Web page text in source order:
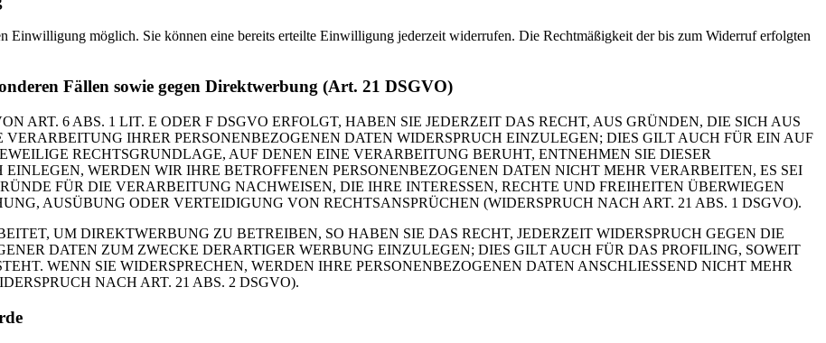
Einwilligung möglich. Sie können eine bereits erteilte Einwilligung jederzeit widerrufen. Die Rechtmäßigkeit der bis zum Widerruf erfolgten
Fällen sowie gegen Direktwerbung (Art. 21 DSGVO)
ART. 6 ABS. 1 LIT. E ODER F DSGVO ERFOLGT, HABEN SIE JEDERZEIT DAS RECHT, AUS GRÜNDEN, DIE SICH AUS
IHRER PERSONENBEZOGENEN DATEN WIDERSPRUCH EINZULEGEN; DIES GILT AUCH FÜR EIN AUF
RECHTSGRUNDLAGE, AUF DENEN EINE VERARBEITUNG BERUHT, ENTNEHMEN SIE DIESER
WERDEN WIR IHRE BETROFFENEN PERSONENBEZOGENEN DATEN NICHT MEHR VERARBEITEN, ES SEI
FÜR DIE VERARBEITUNG NACHWEISEN, DIE IHRE INTERESSEN, RECHTE UND FREIHEITEN ÜBERWIEGEN
AUSÜBUNG ODER VERTEIDIGUNG VON RECHTSANSPRÜCHEN (WIDERSPRUCH NACH ART. 21 ABS. 1 DSGVO).
UM DIREKTWERBUNG ZU BETREIBEN, SO HABEN SIE DAS RECHT, JEDERZEIT WIDERSPRUCH GEGEN DIE
DATEN ZUM ZWECKE DERARTIGER WERBUNG EINZULEGEN; DIES GILT AUCH FÜR DAS PROFILING, SOWEIT
WENN SIE WIDERSPRECHEN, WERDEN IHRE PERSONENBEZOGENEN DATEN ANSCHLIESSEND NICHT MEHR
NACH ART. 21 ABS. 2 DSGVO).